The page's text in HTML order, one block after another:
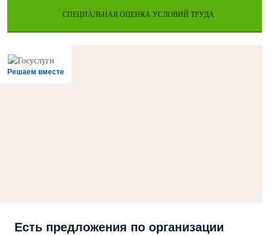
СПЕЦИАЛЬНАЯ ОЦЕНКА УСЛОВИЙ ТРУДА
Решаем вместе
Есть предложения по организации